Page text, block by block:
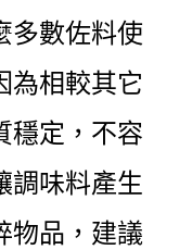
多數佐料使
為相較其它
穩定，不容
調味料產生
物品，建議